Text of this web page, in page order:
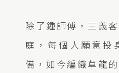
除了鍾師傅，三義
庭，每個人願意投
備，如今編織草龍